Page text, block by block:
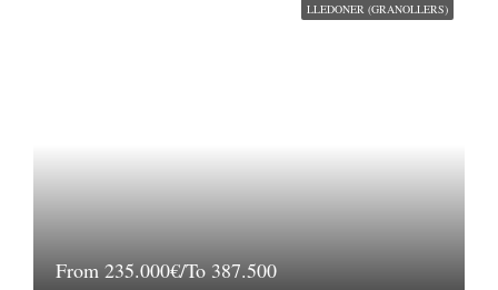
LLEDONER (GRANOLLERS)
From 235.000€/To 387.500